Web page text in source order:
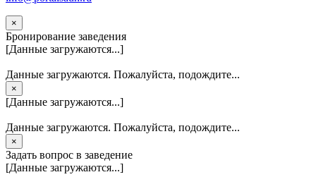
×
Бронирование заведения
[Данные загружаются...]
Данные загружаются. Пожалуйста, подождите...
×
[Данные загружаются...]
Данные загружаются. Пожалуйста, подождите...
×
Задать вопрос в заведение
[Данные загружаются...]